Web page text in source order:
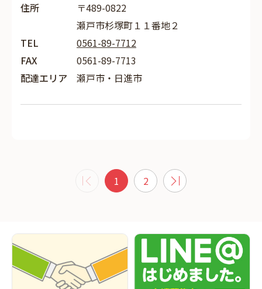
住所
〒489-0822
瀬戸市杉塚町１１番地２
TEL
0561-89-7712
FAX
0561-89-7713
配達エリア
瀬戸市・日進市
1 2